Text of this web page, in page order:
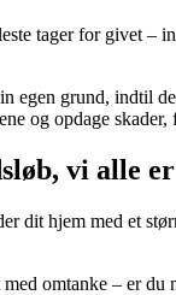
tager for givet
egen grund, indtil
og opdage
vi alle
dit hjem med et
omtanke – er